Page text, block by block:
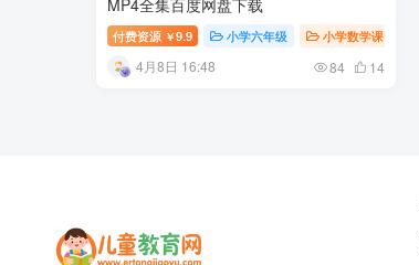
MP4全集百度网盘下载
付费资源 ￥9.9 小学六年级 小学数学课
4月8日 16:48 84 14